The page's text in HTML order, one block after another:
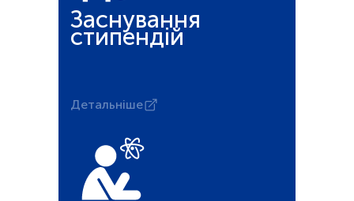
Заснування
стипендій
Детальніше